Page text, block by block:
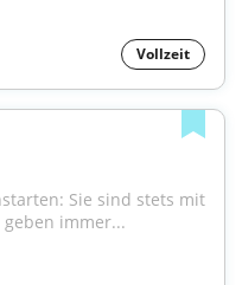
Vollzeit
Sie sind stets mit
immer...